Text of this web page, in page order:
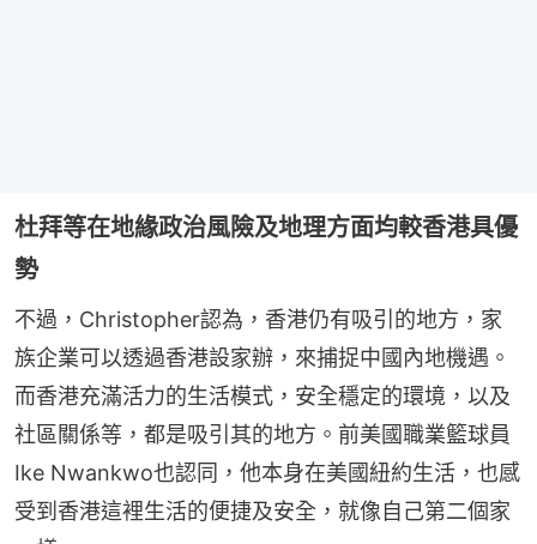
杜拜等在地緣政治風險及地理方面均較香港具優
勢
不過，Christopher認為，香港仍有吸引的地方，家
族企業可以透過香港設家辦，來捕捉中國內地機遇。
而香港充滿活力的生活模式，安全穩定的環境，以及
社區關係等，都是吸引其的地方。前美國職業籃球員
Ike Nwankwo也認同，他本身在美國紐約生活，也感
受到香港這裡生活的便捷及安全，就像自己第二個家